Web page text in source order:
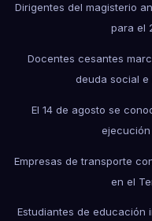
Dirigentes del magisterio
para el
Docentes cesantes
deuda social e
El 14 de agosto se
ejecución
Empresas de transporte
en el
Estudiantes de educación